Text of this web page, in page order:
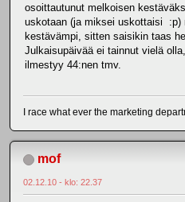
osoittautunut melkoisen
uskotaan (ja miksei uskottaisi :p)
kestävämpi, sitten saisikin taas
Julkaisupäivää ei tainnut vielä
ilmestyy 44:nen tmv.
I race what ever the marketing
mof
02.12.10 - klo: 22.37